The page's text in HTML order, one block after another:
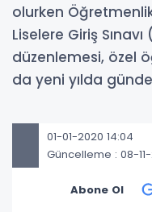
olurken
Liselere Giriş
düzenlemesi, özel
da yeni yılda
01-01-2020 14:04
Güncelleme : 08-
Abone Ol